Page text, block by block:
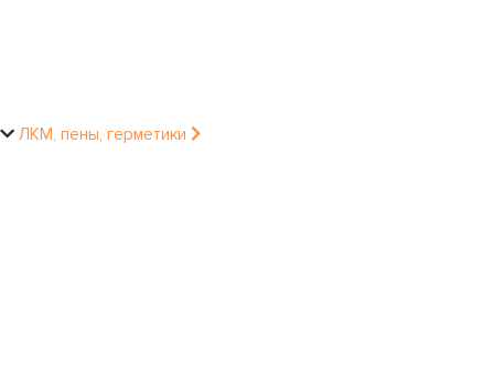
ЛКМ, пены, герметики